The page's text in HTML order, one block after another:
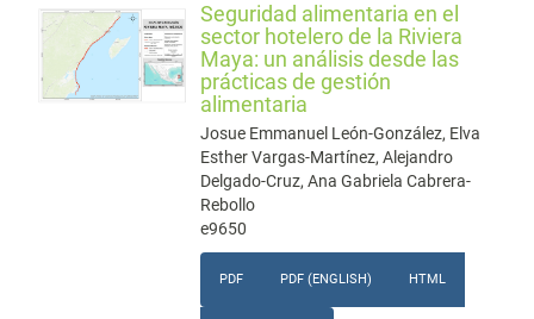
Seguridad alimentaria en el
sector hotelero de la Riviera
Maya: un análisis desde las
prácticas de gestión
alimentaria
Josue Emmanuel León-González, Elva
Esther Vargas-Martínez, Alejandro
Delgado-Cruz, Ana Gabriela Cabrera-
Rebollo
e9650
PDF PDF (ENGLISH) HTML